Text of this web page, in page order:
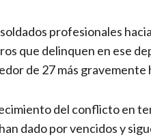
profesionales
que delinquen en ese
de 27 más gravemente
del conflicto en
dado por vencidos y